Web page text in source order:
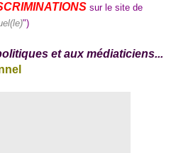
sur le site de
")
et aux médiaticiens...